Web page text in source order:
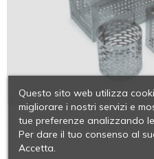
Questo sito web utilizza
migliorare i nostri servizi e
tue preferenze analizzando
Per dare il tuo consenso al
Accetta.